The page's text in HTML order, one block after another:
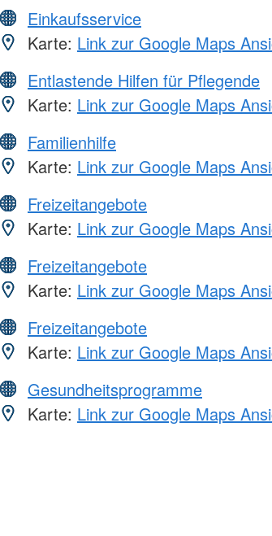
Einkaufsservice
Karte: Link zur Google Maps
Entlastende Hilfen für Pflegende
Karte: Link zur Google Maps
Familienhilfe
Karte: Link zur Google Maps
Freizeitangebote
Karte: Link zur Google Maps
Freizeitangebote
Karte: Link zur Google Maps
Freizeitangebote
Karte: Link zur Google Maps
Gesundheitsprogramme
Karte: Link zur Google Maps